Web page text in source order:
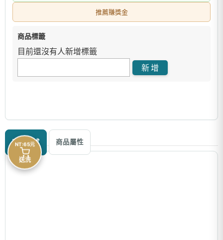
推薦賺獎金
商品標籤
目前還沒有人新增標籤
商品描述 商品屬性
NT:65元
送洗